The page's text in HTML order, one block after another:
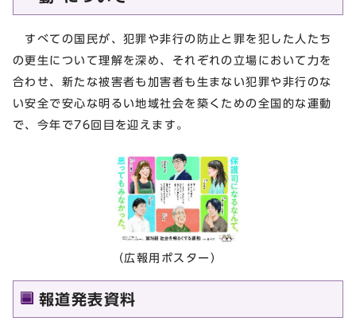
すべての国民が、犯罪や非行の防止と罪を犯した人たち
の更生について理解を深め、それぞれの立場において力を
合わせ、新たな被害者も加害者も生まない犯罪や非行のな
い安全で安心な明るい地域社会を築くための全国的な運動
で、今年で76回目を迎えます。
（広報用ポスター）
報道発表資料